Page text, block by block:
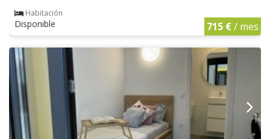
Habitación
Disponible 715 €/ mes